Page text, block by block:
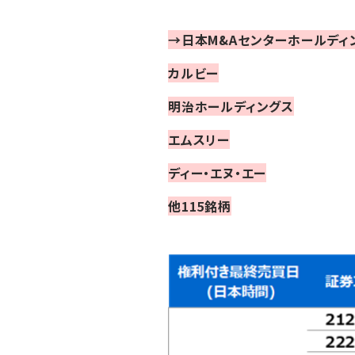
→日本M&Aセンターホールディ
カルビー
明治ホールディングス
エムスリー
ディー・エヌ・エー
他115銘柄